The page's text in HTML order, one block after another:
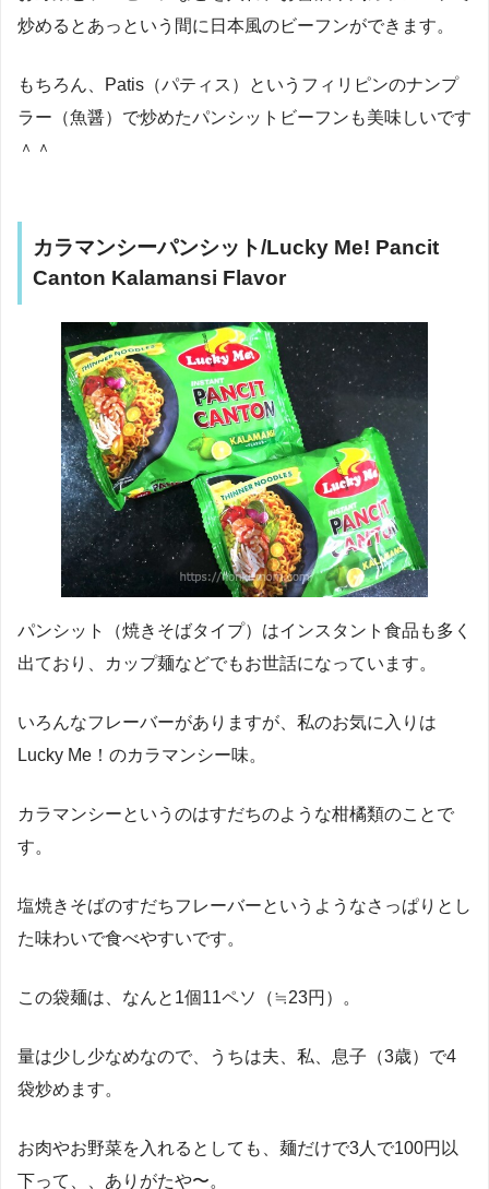
炒めるとあっという間に日本風のビーフンができます。
もちろん、Patis（パティス）というフィリピンのナンプ
ラー（魚醤）で炒めたパンシットビーフンも美味しいです
＾＾
カラマンシーパンシット/Lucky Me! Pancit
Canton Kalamansi Flavor
パンシット（焼きそばタイプ）はインスタント食品も多く
出ており、カップ麺などでもお世話になっています。
いろんなフレーバーがありますが、私のお気に入りは
Lucky Me！のカラマンシー味。
カラマンシーというのはすだちのような柑橘類のことで
す。
塩焼きそばのすだちフレーバーというようなさっぱりとし
た味わいで食べやすいです。
この袋麺は、なんと1個11ペソ（≒23円）。
量は少し少なめなので、うちは夫、私、息子（3歳）で4
袋炒めます。
お肉やお野菜を入れるとしても、麺だけで3人で100円以
下って、、ありがたや〜。